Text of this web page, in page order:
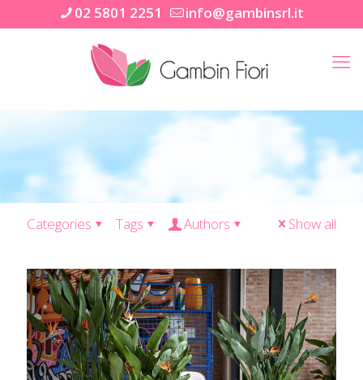
02 5801 2251 info@gambinsrl.it
Categories Tags Authors Show all